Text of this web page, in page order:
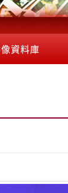
資料庫